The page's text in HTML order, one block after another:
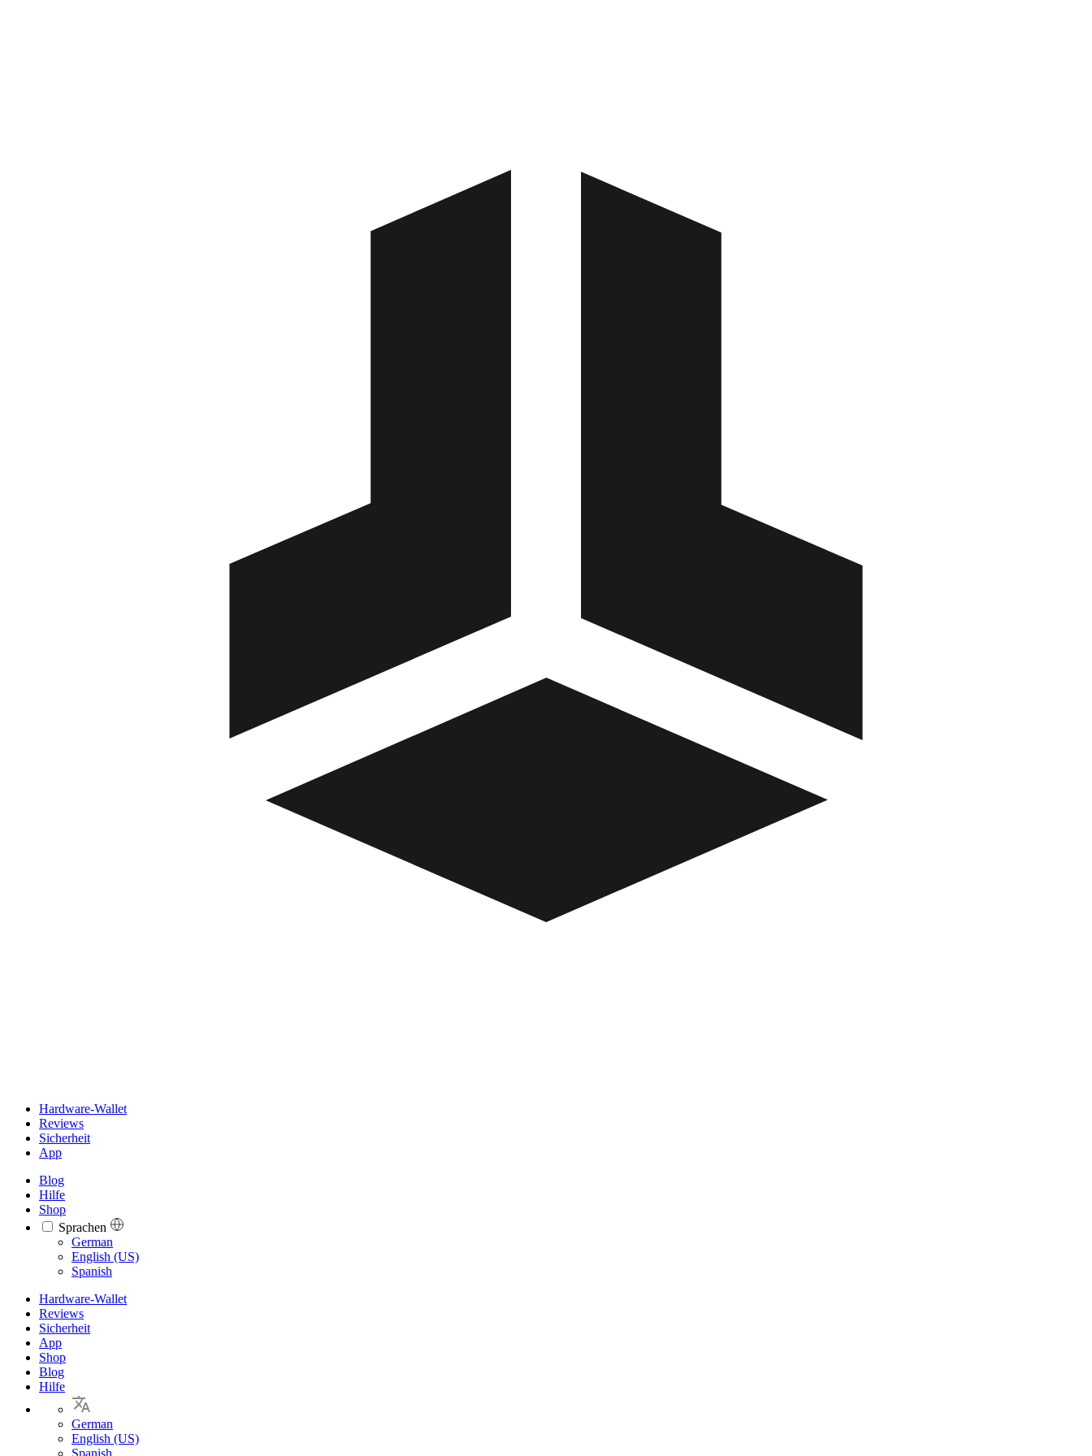
Hardware-Wallet
Reviews
Sicherheit
App
Blog
Hilfe
Shop
Sprachen
Languages
German
English (US)
Spanish
Hardware-Wallet
Reviews
Sicherheit
App
Shop
Blog
Hilfe
German
English (US)
Spanish